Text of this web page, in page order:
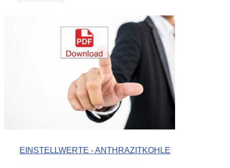
EINSTELLWERTE - ANTHRAZITKOHLE